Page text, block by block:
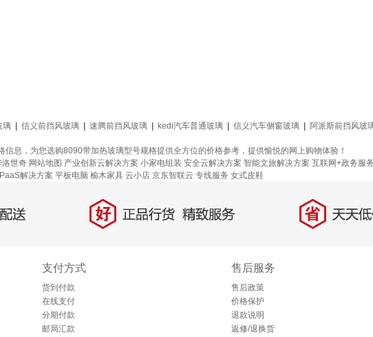
璃 信义前挡风玻璃 速腾前挡风玻璃 kedi汽车普通玻璃 信义汽车侧窗玻璃 阿派斯前挡风玻
息，为您选购8090带加热玻璃型号规格提供全方位的价格参考，提供愉悦的网上购物体验！
洛世奇 网站地图 产业创新云解决方案 小家电组装 安全云解决方案 智能文旅解决方案 互联网+政务服
解决方案 平板电脑 榆木家具 云小店 京东智联云 专线服务 女式皮鞋
好 正品行货，精致服务 省 天天低价
支付方式
货到付款
在线支付
分期付款
邮局汇款
售后服务
售后政策
价格保护
退款说明
返修/退换货